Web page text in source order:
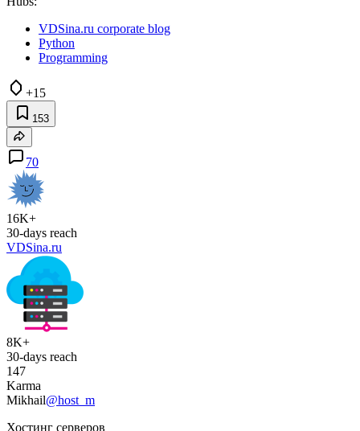
VDSina.ru corporate blog
Python
Programming
+15
153
70
16K+
30-days reach
VDSina.ru
8K+
30-days reach
147
Karma
Mikhail@host_m
Хостинг серверов